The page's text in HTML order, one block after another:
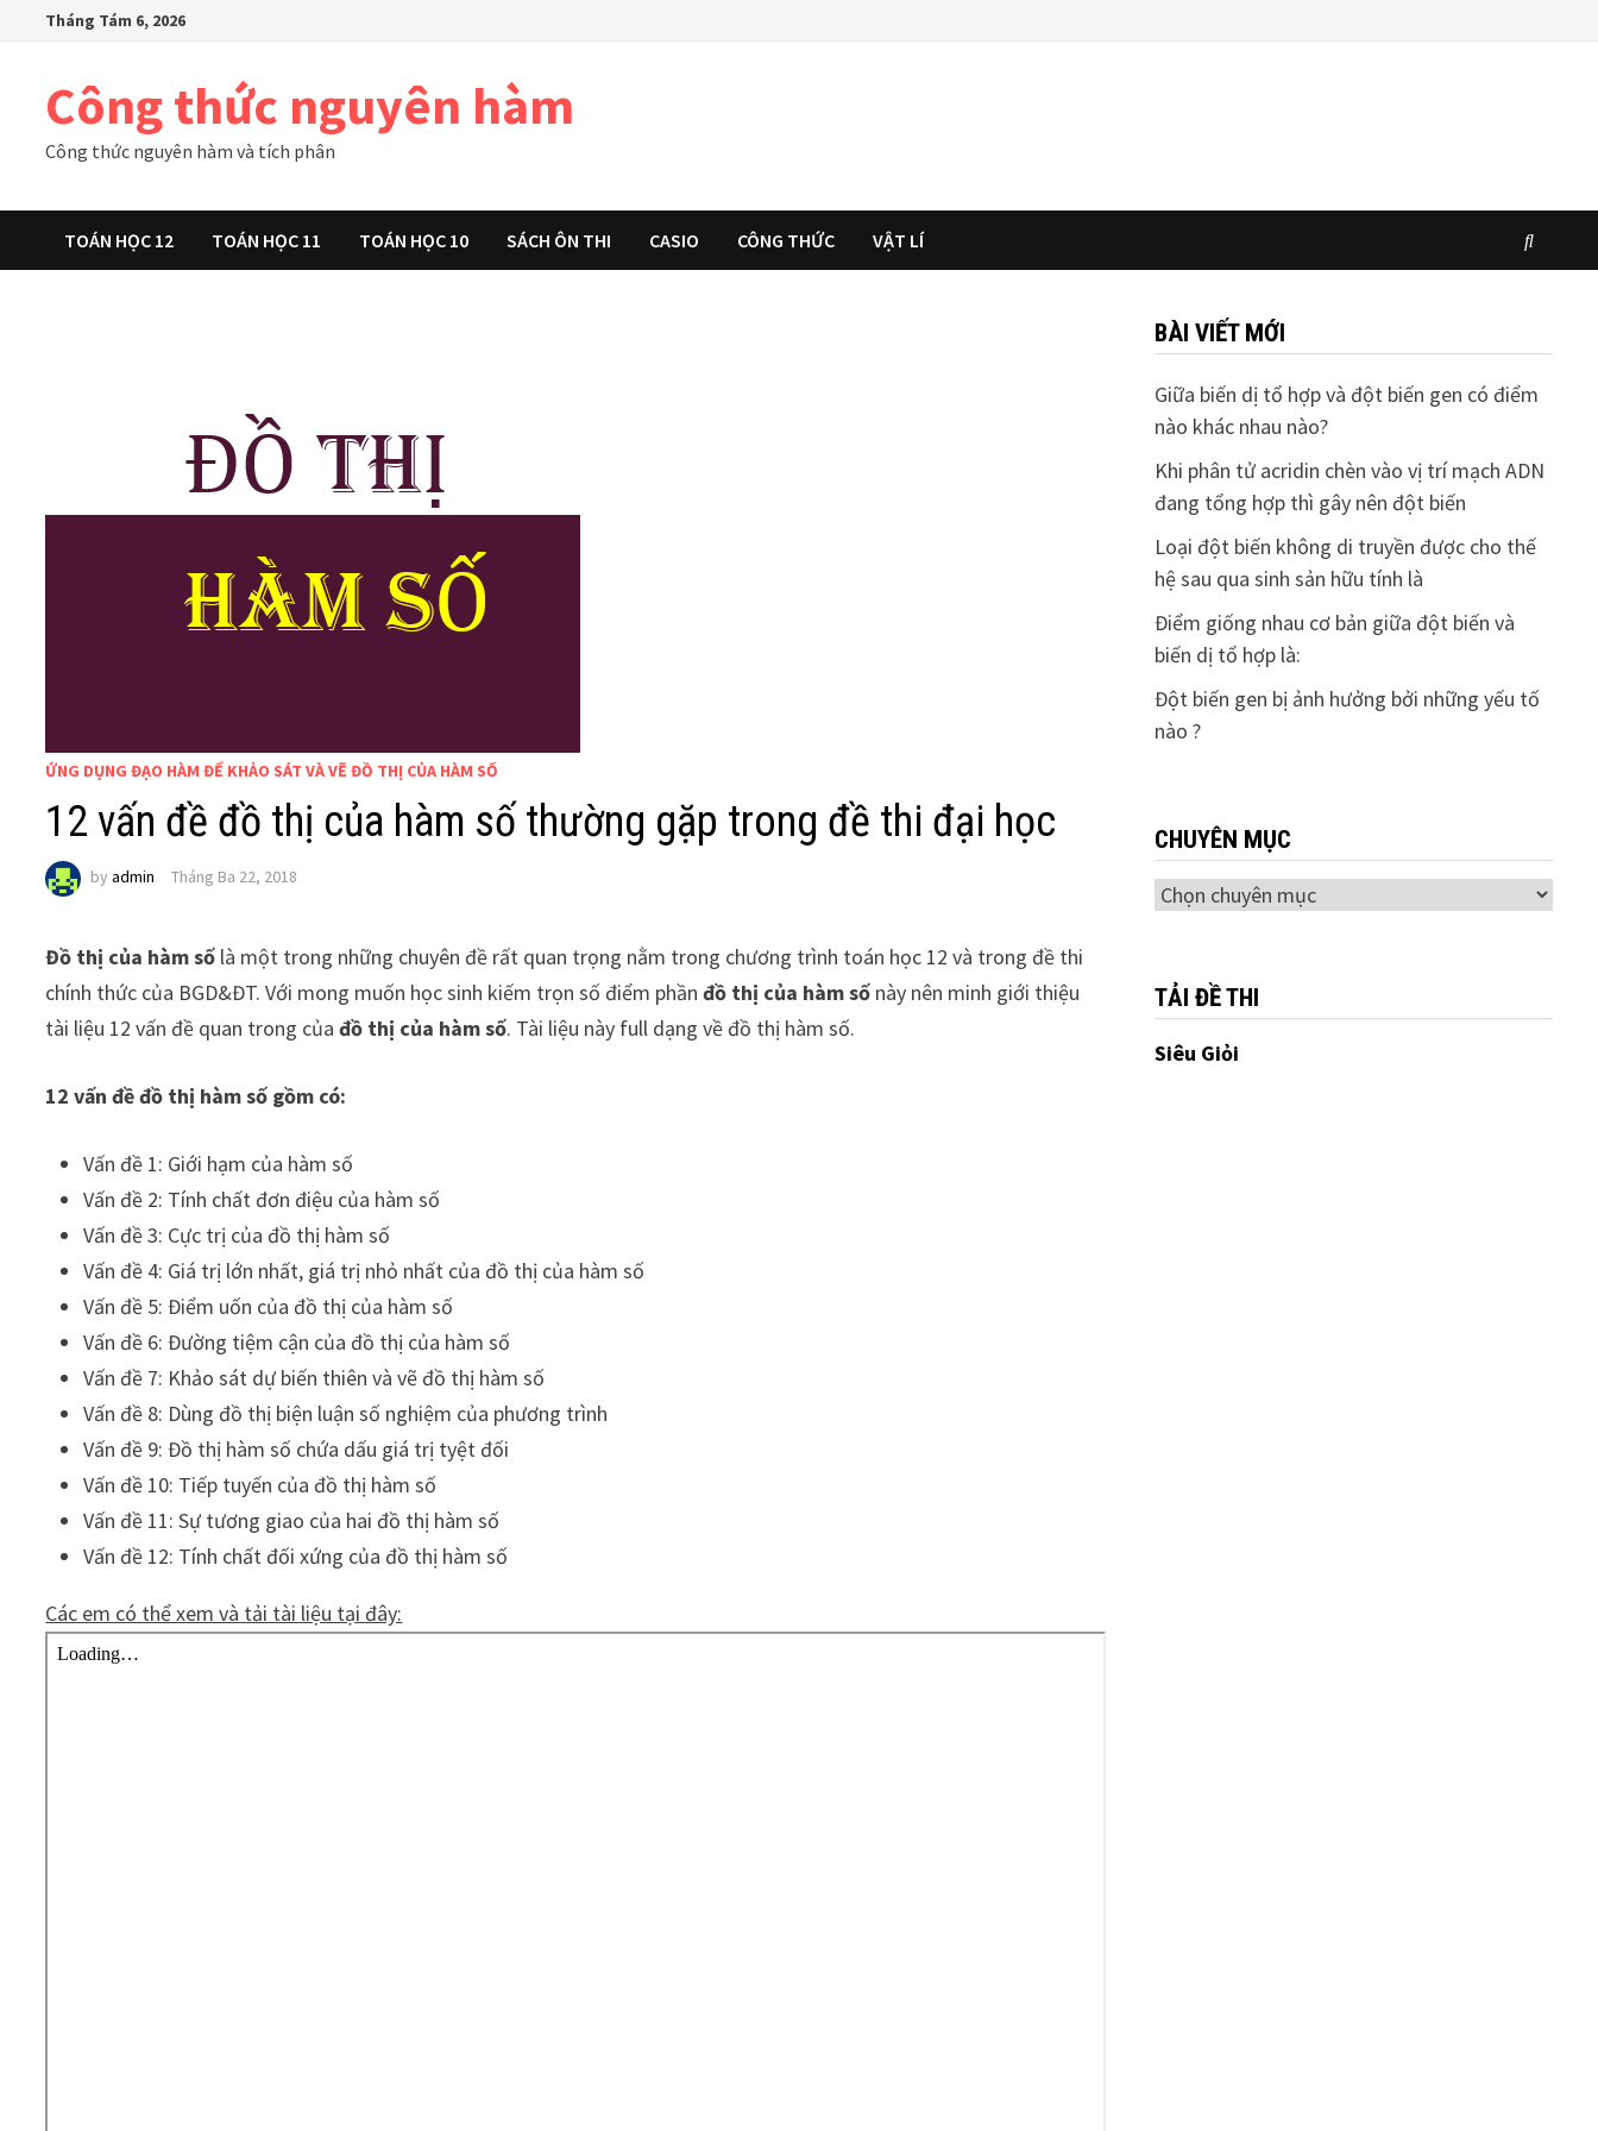
Tháng Tám 6, 2026
Công thức nguyên hàm
Công thức nguyên hàm và tích phân
TOÁN HỌC 12 TOÁN HỌC 11 TOÁN HỌC 10 SÁCH ÔN THI CASIO CÔNG THỨC VẬT LÍ
ỨNG DỤNG ĐẠO HÀM ĐỂ KHẢO SÁT VÀ VẼ ĐỒ THỊ CỦA HÀM SỐ
12 vấn đề đồ thị của hàm số thường gặp trong đề thi đại học
byadmin Tháng Ba 22, 2018
Đồ thị của hàm số là một trong những chuyên đề rất quan trọng nằm trong chương trình toán học 12 và trong đề thi
chính thức của BGD&ĐT. Với mong muốn học sinh kiếm trọn số điểm phầnđồ thị của hàm số này nên minh giới thiệu
tài liệu 12 vấn đề quan trong củađồ thị của hàm số. Tài liệu này full dạng về đồ thị hàm số.
12 vấn đề đồ thị hàm số gồm có:
Vấn đề 1: Giới hạm của hàm số
Vấn đề 2: Tính chất đơn điệu của hàm số
Vấn đề 3: Cực trị của đồ thị hàm số
Vấn đề 4: Giá trị lớn nhất, giá trị nhỏ nhất của đồ thị của hàm số
Vấn đề 5: Điểm uốn của đồ thị của hàm số
Vấn đề 6: Đường tiệm cận của đồ thị của hàm số
Vấn đề 7: Khảo sát dự biến thiên và vẽ đồ thị hàm số
Vấn đề 8: Dùng đồ thị biện luận số nghiệm của phương trình
Vấn đề 9: Đồ thị hàm số chứa dấu giá trị tyệt đối
Vấn đề 10: Tiếp tuyến của đồ thị hàm số
Vấn đề 11: Sự tương giao của hai đồ thị hàm số
Vấn đề 12: Tính chất đối xứng của đồ thị hàm số
Các em có thể xem và tải tài liệu tại đây:
BÀI VIẾT MỚI
Giữa biến dị tổ hợp và đột biến gen có điểm
nào khác nhau nào?
Khi phân tử acridin chèn vào vị trí mạch ADN
đang tổng hợp thì gây nên đột biến
Loại đột biến không di truyền được cho thế
hệ sau qua sinh sản hữu tính là
Điểm giống nhau cơ bản giữa đột biến và
biến dị tổ hợp là:
Đột biến gen bị ảnh hưởng bởi những yếu tố
nào ?
CHUYÊN MỤC
Chuyên
TẢI ĐỀ THI
Siêu Giỏi